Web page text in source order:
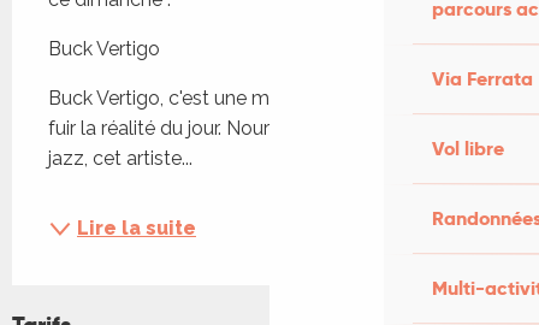
parcours
Via Ferrata
Vol libre
Multi-
Buck Vertigo
Buck Vertigo, c'est une musique de nuit qui invite à
fuir la réalité du jour. Nourri par la pop, le rap et le
jazz, cet artiste...
Lire la suite